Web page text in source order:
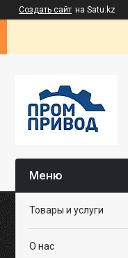
Создать сайт на Satu.kz
Товары и услуги
О нас